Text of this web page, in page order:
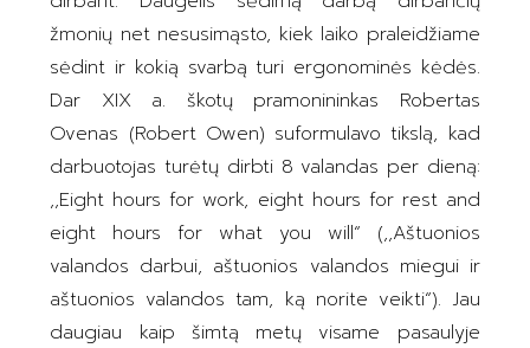
žmonių net nesusimąsto, kiek laiko praleidžiame
sėdint ir kokią svarbą turi ergonominės kėdės.
Dar XIX a. škotų pramonininkas Robertas
Ovenas (Robert Owen) suformulavo tikslą, kad
darbuotojas turėtų dirbti 8 valandas per dieną:
,,Eight hours for work, eight hours for rest and
eight hours for what you will“ (,,Aštuonios
valandos darbui, aštuonios valandos miegui ir
aštuonios valandos tam, ką norite veikti“). Jau
daugiau kaip šimtą metų visame pasaulyje